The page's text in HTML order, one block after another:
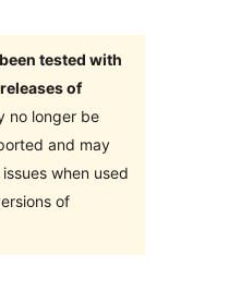
tested with
of
no longer be
and may
when used
of